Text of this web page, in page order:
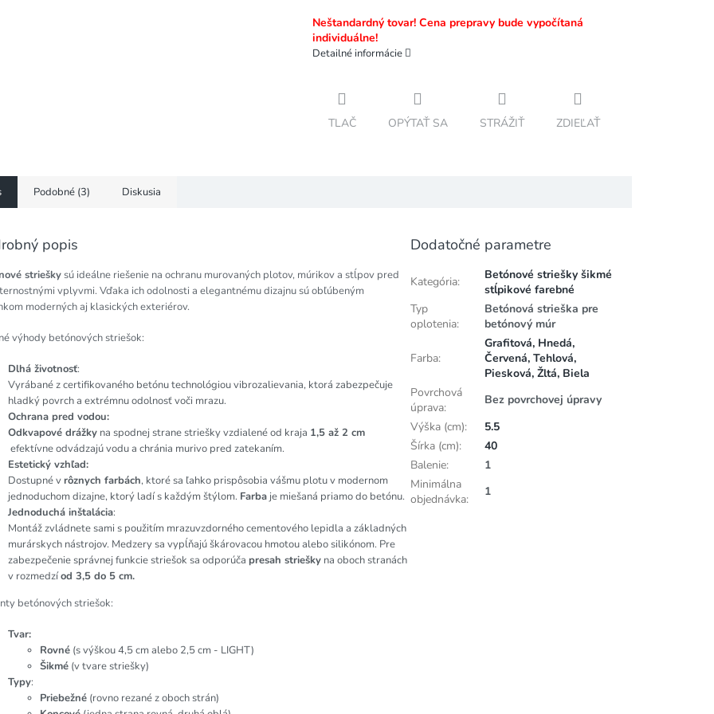
Neštandardný tovar! Cena prepravy bude vypočítaná
individuálne!
Detailné informácie
TLAČ OPÝTAŤ SA STRÁŽIŤ ZDIEĽAŤ
Podobné (3) Diskusia
popis
strieškysú ideálne riešenie na ochranu murovaných plotov, múrikov a stĺpov pred
vplyvmi. Vďaka ich odolnosti a elegantnému dizajnu sú obľúbeným
moderných aj klasických exteriérov.
výhody betónových striešok:
Dlhá životnosť:
Vyrábané z certifikovaného betónu technológiou vibrozalievania, ktorá zabezpečuje
hladký povrch a extrémnu odolnosť voči mrazu.
Ochrana pred vodou:
Odkvapové drážky na spodnej strane striešky vzdialené od kraja 1,5 až 2 cm
efektívne odvádzajú vodu a chránia murivo pred zatekaním.
Estetický vzhľad:
Dostupné vrôznych farbách, ktoré sa ľahko prispôsobia vášmu plotu v modernom
jednoduchom dizajne, ktorý ladí s každým štýlom. Farba je miešaná priamo do betónu.
Jednoduchá inštalácia:
Montáž zvládnete sami s použitím mrazuvzdorného cementového lepidla a základných
murárskych nástrojov. Medzery sa vypĺňajú škárovacou hmotou alebo silikónom. Pre
zabezpečenie správnej funkcie striešok sa odporúča presah striešky na oboch stranách
v rozmedzíod 3,5 do 5 cm.
betónových striešok:
Tvar:
Rovné (s výškou 4,5 cm alebo 2,5 cm - LIGHT)
Šikmé (v tvare striešky)
Typy:
Priebežné (rovno rezané z oboch strán)
Dodatočné parametre
Kategória:
Betónové striešky šikmé
stĺpikové farebné
Typ
oplotenia:
Betónová strieška pre
betónový múr
Farba:
Grafitová, Hnedá,
Červená, Tehlová,
Piesková, Žltá, Biela
Povrchová
úprava:
Bez povrchovej úpravy
Výška (cm):
5.5
Šírka (cm):
40
Balenie:
1
Minimálna
objednávka:
1